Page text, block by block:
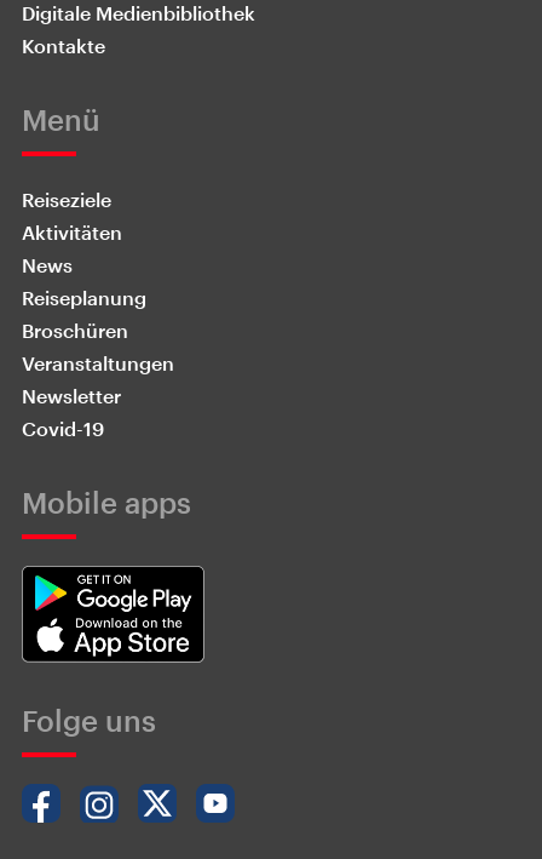
Digitale Medienbibliothek
Kontakte
Menü
Reiseziele
Aktivitäten
News
Reiseplanung
Broschüren
Veranstaltungen
Newsletter
Covid-19
Mobile apps
Folge uns